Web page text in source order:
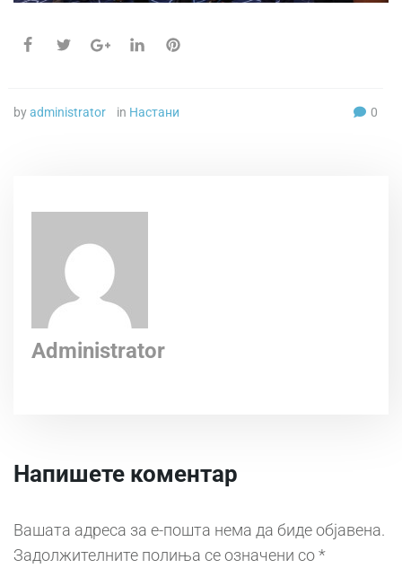
byadministrator in Настани 0
Administrator
Напишете коментар
Вашата адреса за е-пошта нема да биде објавена.
Задолжителните полиња се означени со*